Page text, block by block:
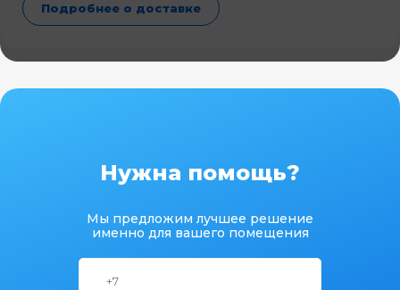
Подробнее о доставке
Нужна помощь?
Мы предложим лучшее решение
именно для вашего помещения